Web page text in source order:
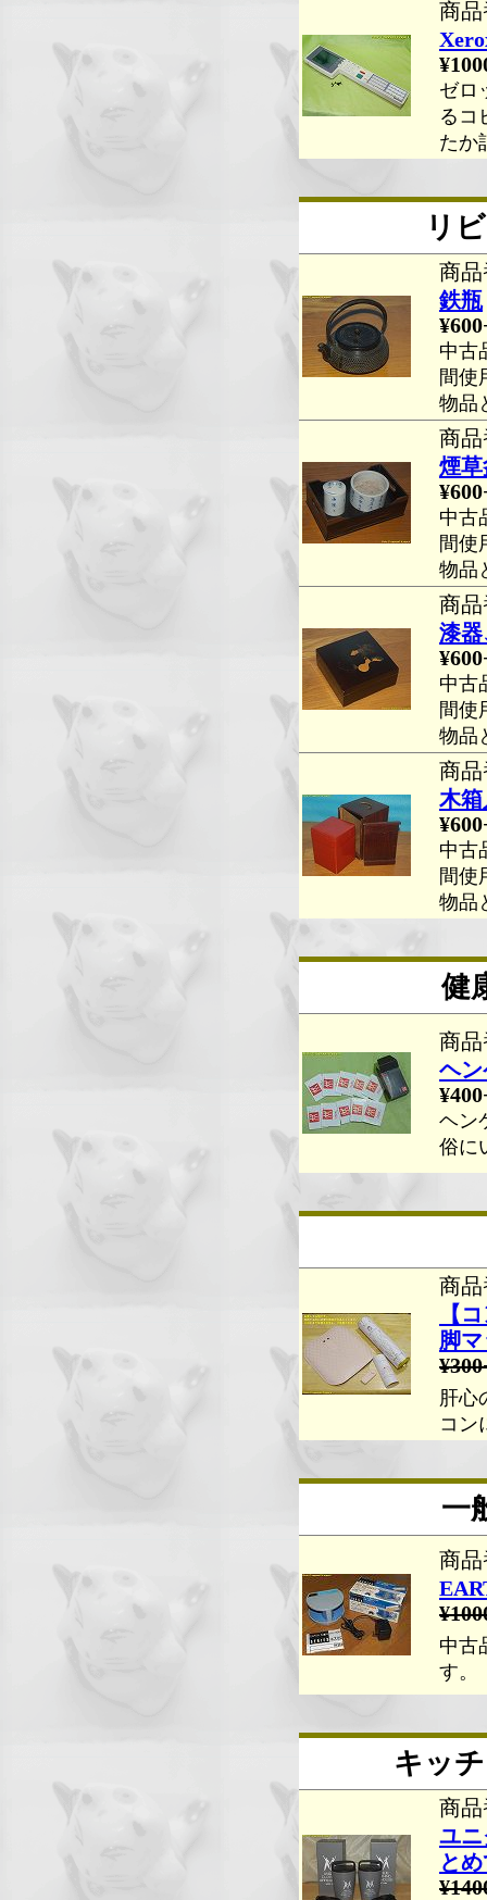
商品
ゼロ
るコ
たか
リ
商品
鉄瓶
中古
間使
物品
商品
煙草
中古
間使
物品
商品
漆
中古
間使
物品
商品
木
中古
間使
物品
健
商品
ヘ
ヘン
俗に
商品
【
脚
肝心
コン
一
商品
中古
す。
キッ
商品
ユニ
と